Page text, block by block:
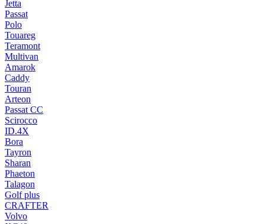
Jetta
Passat
Polo
Touareg
Teramont
Multivan
Amarok
Caddy
Touran
Arteon
Passat CC
Scirocco
ID.4X
Bora
Tayron
Sharan
Phaeton
Talagon
Golf plus
CRAFTER
Volvo